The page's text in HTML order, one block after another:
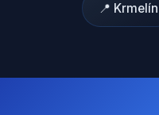
📍 Krmelín